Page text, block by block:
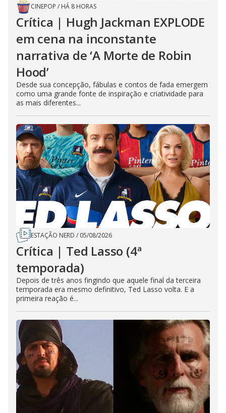
CINEPOP / HÁ 8 HORAS
Crítica | Hugh Jackman EXPLODE
em cena na inconstante
narrativa de ‘A Morte de Robin
Hood’
Desde sua concepção, fábulas e contos de fada emergem
como uma grande fonte de inspiração e criatividade para
as mais diferentes...
ESTAÇÃO NERD / 05/08/2026
Crítica | Ted Lasso (4ª
temporada)
Depois de três anos fingindo que aquele final da terceira
temporada era mesmo definitivo, Ted Lasso volta. E a
primeira reação é...